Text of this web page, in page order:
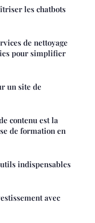
les chatbots
de nettoyage
pour simplifier
un site de
contenu est la
de formation en
indispensables
avec